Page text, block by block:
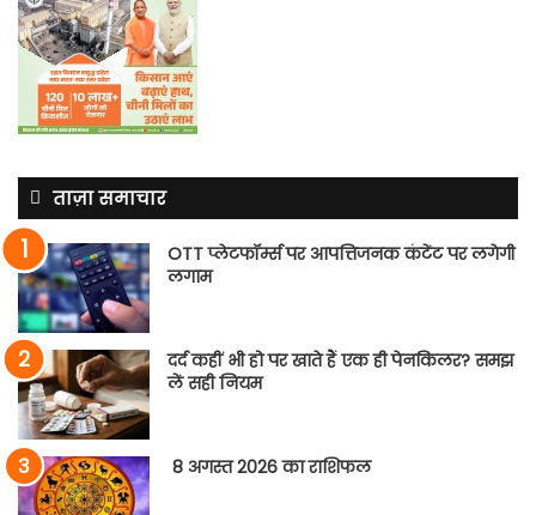
ताज़ा समाचार
OTT प्लेटफॉर्म्स पर आपत्तिजनक कंटेंट पर लगेगी
लगाम
दर्द कहीं भी हो पर खाते हैं एक ही पेनकिलर? समझ
लें सही नियम
8 अगस्त 2026 का राशिफल